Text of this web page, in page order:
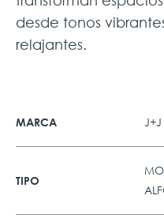
desde tonos
relajantes.
MARCA
TIPO